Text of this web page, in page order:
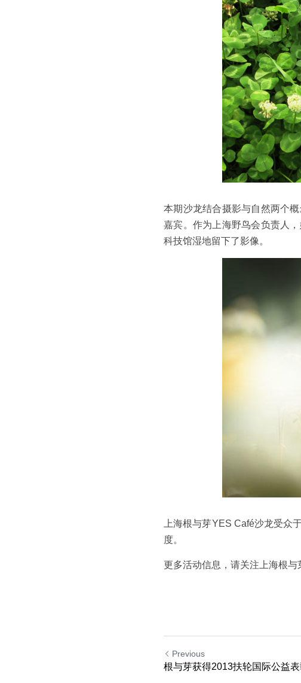
本期沙龙结合摄影与自然两个
嘉宾。作为上海野鸟会负责人
科技馆湿地留下了影像。
上海根与芽YES Café沙龙受众
度。
更多活动信息，请关注上海根与
Previous
根与芽获得2013扶轮国际公益